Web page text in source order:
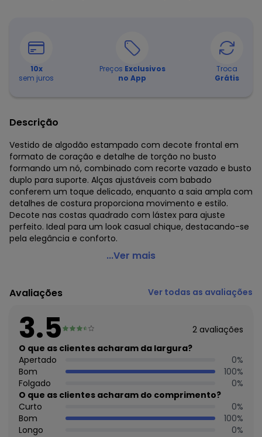
10x
sem juros
Preços Exclusivos
no App
Troca
Grátis
Descrição
Vestido de algodão estampado com decote frontal em
formato de coração e detalhe de torção no busto
formando um nó, combinado com recorte vazado e busto
duplo para suporte. Alças ajustáveis com babado
conferem um toque delicado, enquanto a saia ampla com
detalhes de costura proporciona movimento e estilo.
Decote nas costas quadrado com lástex para ajuste
perfeito. Ideal para um look casual chique, destacando-se
pela elegância e conforto.
Farm - Vestido Midi de Alça Off White
Modelagem: Ampla
Modelo: Evasê
Modelo da manga: Alças
Comprimento: Midi
Forro: Não
Cinto: Não acompanha
Decote frente: Coração
Decote costas: Quadrado
Tecido: Tecido plano
Composição: 100% algodão
Histórico de preços
...Ver mais
Avaliações Ver todas as avaliações
3.5 2 avaliações
O que as clientes acharam da largura?
Apertado
0%
Bom
100%
Folgado
0%
O que as clientes acharam do comprimento?
Curto
0%
Bom
100%
Longo
0%